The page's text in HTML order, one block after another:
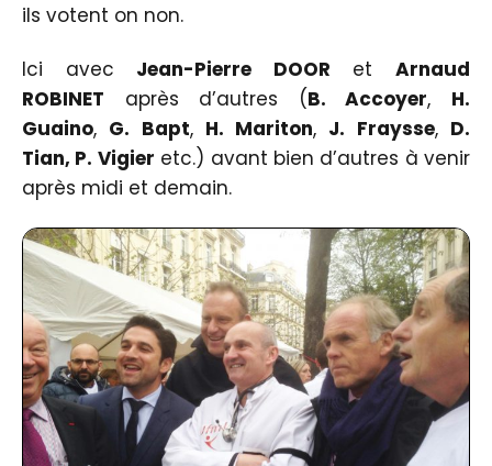
ils votent on non.
Ici avec Jean-Pierre DOOR etArnaud
ROBINET après d’autres (B. Accoyer, H.
Guaino, G. Bapt, H. Mariton, J. Fraysse, D.
Tian, P. Vigier etc.) avant bien d’autres à venir
après midi et demain.